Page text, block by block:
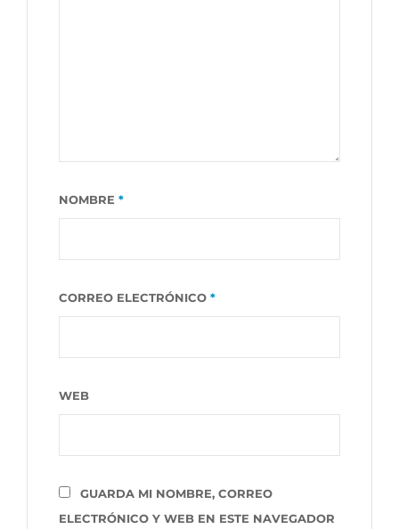
NOMBRE *
CORREO ELECTRÓNICO *
WEB
GUARDA MI NOMBRE, CORREO
ELECTRÓNICO Y WEB EN ESTE NAVEGADOR